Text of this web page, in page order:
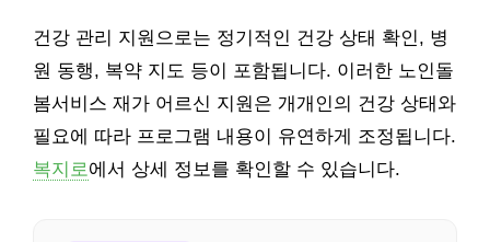
건강 관리 지원으로는 정기적인 건강 상태 확인, 병
원 동행, 복약 지도 등이 포함됩니다. 이러한 노인돌
봄서비스 재가 어르신 지원은 개개인의 건강 상태와
필요에 따라 프로그램 내용이 유연하게 조정됩니다.
복지로에서 상세 정보를 확인할 수 있습니다.